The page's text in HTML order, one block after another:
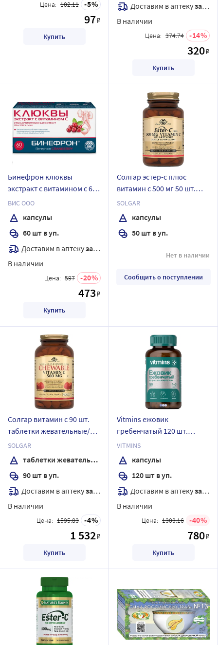
Цена: 102.11 5
97₽
Купить
Доставим в аптекузавтра
В наличии
Цена: 374.74 14
320₽
Купить
Бинефрон клюквы
экстракт с витамином с 60
шт. капсулы массой 0,4 г
ВИС ООО
капсулы
60 шт в уп.
Доставим в аптекузавтра
В наличии
Цена: 597 20
473₽
Купить
Солгар эстер-с плюс
витамин с 500 мг 50 шт.
капсулы массой 840 мг
SOLGAR
капсулы
50 шт в уп.
Нет в наличии
Сообщить о поступлении
Солгар витамин с 90 шт.
таблетки жевательные/
малина
SOLGAR
таблетки жевательные
90 шт в уп.
Доставим в аптекузавтра
В наличии
Цена: 1595.83 4
1 532₽
Купить
Vitmins ежовик
гребенчатый 120 шт.
капсулы массой 420 мг
VITMINS
капсулы
120 шт в уп.
Доставим в аптекузавтра
В наличии
Цена: 1303.16 40
780₽
Купить